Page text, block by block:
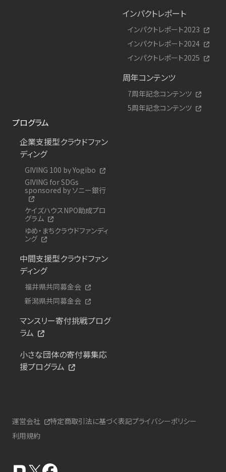
インパクトレポート
インパクトレポート2023
インパクトレポート2024
インパクトレポート2025
周年コンテンツ
7周年記念コンテンツ
5周年記念コンテンツ
プログラム
企業支援型クラウドファン
ディング
GIVING 100 by Yogibo
GIVING for SDGs
sponsored by ソニー銀行
ケイズハウスNPO助成プロ
グラム
ゆめ・まちクラウドファンディ
ング
中間支援型クラウドファン
ディング
福井県共同募金会
新潟県共同募金会
マンスリー寄付挑戦プログ
ラム
小さな団体の寄付募集応
援プログラム
運営会社 特定商取引法に基づく表記プライバシーポリシー
利用規約